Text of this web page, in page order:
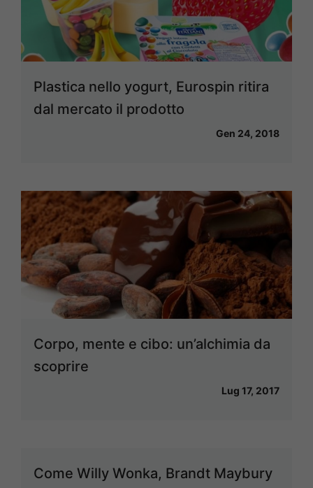
Plastica nello yogurt, Eurospin ritira
dal mercato il prodotto
Gen 24, 2018
Corpo, mente e cibo: un’alchimia da
scoprire
Lug 17, 2017
Come Willy Wonka, Brandt Maybury